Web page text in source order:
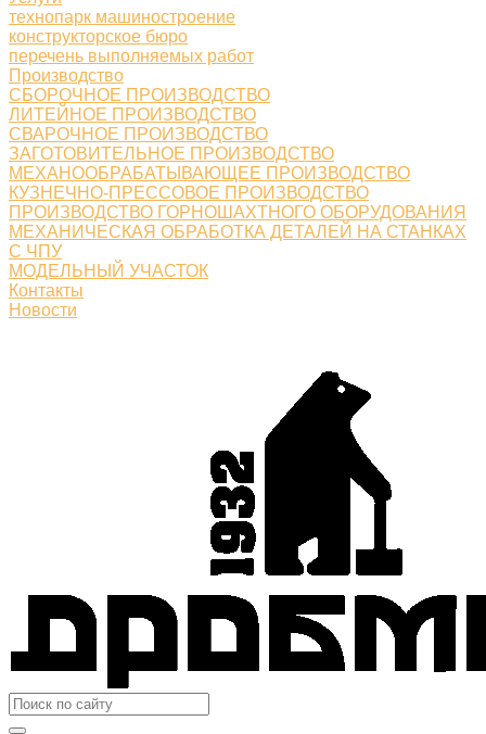
технопарк машиностроение
конструкторское бюро
перечень выполняемых работ
Производство
СБОРОЧНОЕ ПРОИЗВОДСТВО
ЛИТЕЙНОЕ ПРОИЗВОДСТВО
СВАРОЧНОЕ ПРОИЗВОДСТВО
ЗАГОТОВИТЕЛЬНОЕ ПРОИЗВОДСТВО
МЕХАНООБРАБАТЫВАЮЩЕЕ ПРОИЗВОДСТВО
КУЗНЕЧНО-ПРЕССОВОЕ ПРОИЗВОДСТВО
ПРОИЗВОДСТВО ГОРНОШАХТНОГО ОБОРУДОВАНИЯ
МЕХАНИЧЕСКАЯ ОБРАБОТКА ДЕТАЛЕЙ НА СТАНКАХ
С ЧПУ
МОДЕЛЬНЫЙ УЧАСТОК
Контакты
Новости